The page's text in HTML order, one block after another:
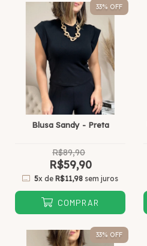
33% OFF
Blusa Sandy - Preta
R$89,90
R$59,90
5x de R$11,98 sem juros
COMPRAR
33% OFF